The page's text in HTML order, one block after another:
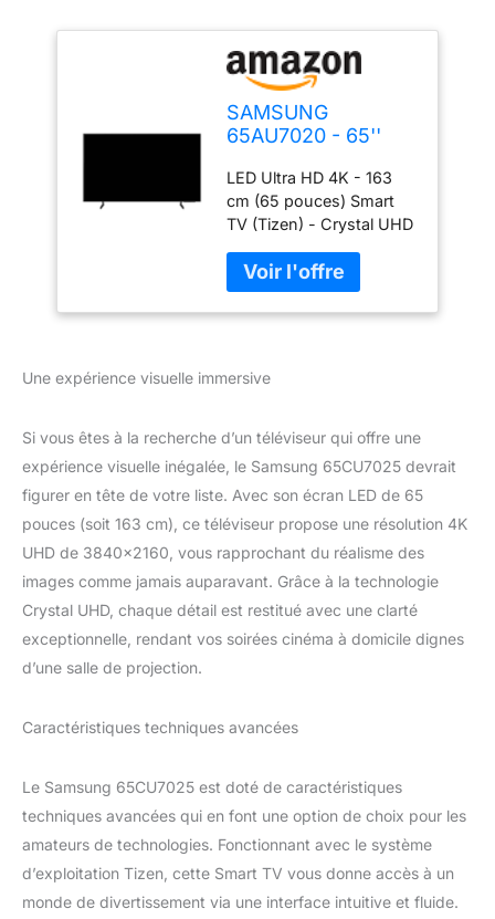
SAMSUNG
65AU7020 - 65''
UHD 4K 3840x2160
- HDR - Smart TV -
Gaming HUB -
3xHDMI
LED Ultra HD 4K - 163
cm (65 pouces) Smart
TV (Tizen) - Crystal UHD
3 x HDMI - 1 x USB - 2
pieds - PC vers TV WiFi -
Bluetooth
Une expérience visuelle immersive
Si vous êtes à la recherche d’un téléviseur qui offre une
expérience visuelle inégalée, le Samsung 65CU7025 devrait
figurer en tête de votre liste. Avec son écran LED de 65
pouces (soit 163 cm), ce téléviseur propose une résolution 4K
UHD de 3840×2160, vous rapprochant du réalisme des
images comme jamais auparavant. Grâce à la technologie
Crystal UHD, chaque détail est restitué avec une clarté
exceptionnelle, rendant vos soirées cinéma à domicile dignes
d’une salle de projection.
Caractéristiques techniques avancées
Le Samsung 65CU7025 est doté de caractéristiques
techniques avancées qui en font une option de choix pour les
amateurs de technologies. Fonctionnant avec le système
d’exploitation Tizen, cette Smart TV vous donne accès à un
monde de divertissement via une interface intuitive et fluide.